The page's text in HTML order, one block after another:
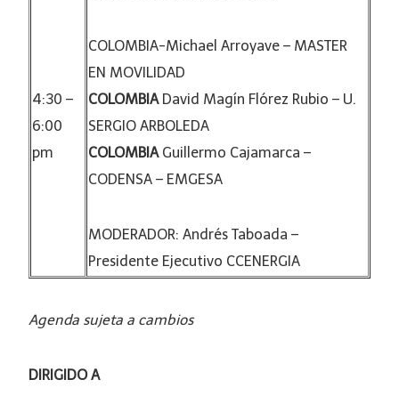
4:30 –
6:00
pm
COLOMBIA-Michael Arroyave – MASTER
EN MOVILIDAD
COLOMBIADavid Magín Flórez Rubio – U.
SERGIO ARBOLEDA
COLOMBIA Guillermo Cajamarca –
CODENSA – EMGESA
MODERADOR: Andrés Taboada –
Presidente Ejecutivo CCENERGIA
Agenda sujeta a cambios
DIRIGIDO A